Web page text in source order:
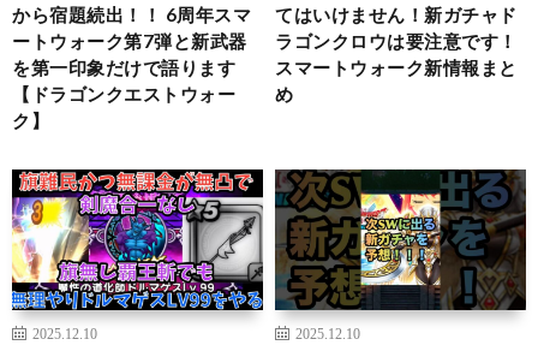
から宿題続出！！ 6周年スマ
ートウォーク第7弾と新武器
を第一印象だけで語ります
【ドラゴンクエストウォー
ク】
てはいけません！新ガチャド
ラゴンクロウは要注意です！
スマートウォーク新情報まと
め
2025.12.10 2025.12.10